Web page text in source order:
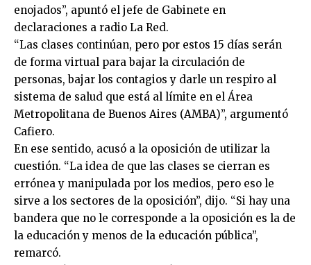
enojados”, apuntó el jefe de Gabinete en
declaraciones a radio La Red.
“Las clases continúan, pero por estos 15 días serán
de forma virtual para bajar la circulación de
personas, bajar los contagios y darle un respiro al
sistema de salud que está al límite en el Área
Metropolitana de Buenos Aires (AMBA)”, argumentó
Cafiero.
En ese sentido, acusó a la oposición de utilizar la
cuestión. “La idea de que las clases se cierran es
errónea y manipulada por los medios, pero eso le
sirve a los sectores de la oposición”, dijo. “Si hay una
bandera que no le corresponde a la oposición es la de
la educación y menos de la educación pública”,
remarcó.